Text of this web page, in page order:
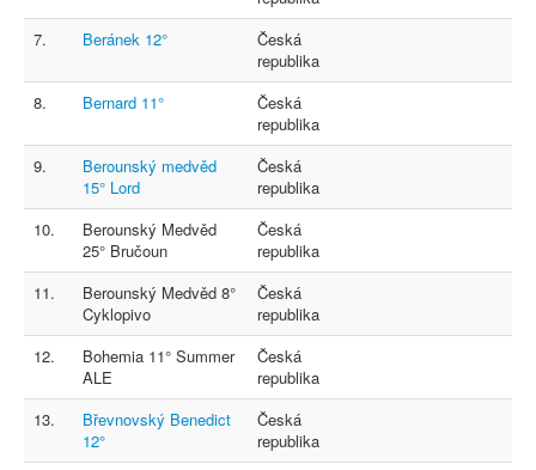
7.
Beránek 12°
Česká
republika
8.
Bernard 11°
Česká
republika
9.
Berounský medvěd
15° Lord
Česká
republika
10.
Berounský Medvěd
25° Bručoun
Česká
republika
11.
Berounský Medvěd 8°
Cyklopivo
Česká
republika
12.
Bohemia 11° Summer
ALE
Česká
republika
13.
Břevnovský Benedict
12°
Česká
republika